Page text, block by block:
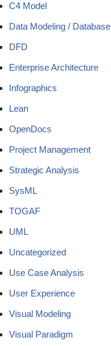
C4 Model
Data Modeling / Database
DFD
Enterprise Architecture
Infographics
Lean
OpenDocs
Project Management
Strategic Analysis
SysML
TOGAF
UML
Uncategorized
Use Case Analysis
User Experience
Visual Modeling
Visual Paradigm